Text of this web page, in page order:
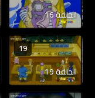
الحلقة 16
19
الحلقة 19